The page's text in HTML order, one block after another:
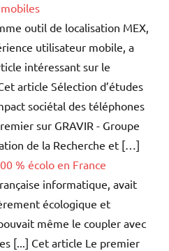
outil de localisation MEX,
utilisateur mobile, a
intéressant sur le
article Sélection d’études
sociétal des téléphones
sur GRAVIR - Groupe
de la Recherche et […]
% écolo en France
informatique, avait
écologique et
même le coupler avec
[...] Cet article Le premier